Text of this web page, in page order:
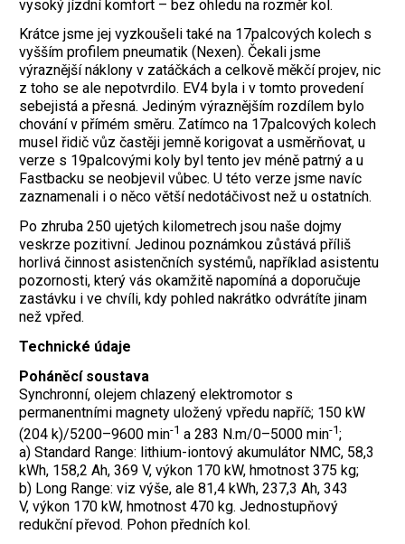
vysoký jízdní komfort – bez ohledu na rozměr kol.
Krátce jsme jej vyzkoušeli také na 17palcových kolech s
vyšším profilem pneumatik (Nexen). Čekali jsme
výraznější náklony v zatáčkách a celkově měkčí projev, nic
z toho se ale nepotvrdilo. EV4 byla i v tomto provedení
sebejistá a přesná. Jediným výraznějším rozdílem bylo
chování v přímém směru. Zatímco na 17palcových kolech
musel řidič vůz častěji jemně korigovat a usměrňovat, u
verze s 19palcovými koly byl tento jev méně patrný a u
Fastbacku se neobjevil vůbec. U této verze jsme navíc
zaznamenali i o něco větší nedotáčivost než u ostatních.
Po zhruba 250 ujetých kilometrech jsou naše dojmy
veskrze pozitivní. Jedinou poznámkou zůstává příliš
horlivá činnost asistenčních systémů, například asistentu
pozornosti, který vás okamžitě napomíná a doporučuje
zastávku i ve chvíli, kdy pohled nakrátko odvrátíte jinam
než vpřed.
Technické údaje
Poháněcí soustava
Synchronní, olejem chlazený elektromotor s
permanentními magnety uložený vpředu napříč; 150 kW
(204 k)/5200–9600 min-1 a 283 N.m/0–5000 min-1;
a) Standard Range: lithium-iontový akumulátor NMC, 58,3
kWh, 158,2 Ah, 369 V, výkon 170 kW, hmotnost 375 kg;
b) Long Range: viz výše, ale 81,4 kWh, 237,3 Ah, 343
V, výkon 170 kW, hmotnost 470 kg. Jednostupňový
redukční převod. Pohon předních kol.